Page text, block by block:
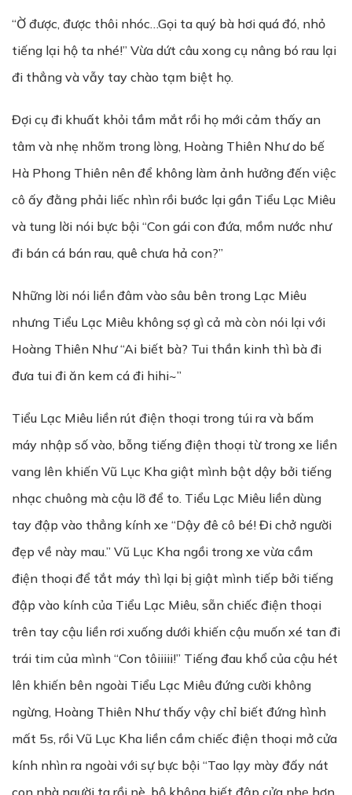
“Ờ được, được thôi nhóc…Gọi ta quý bà hơi quá đó, nhỏ
tiếng lại hộ ta nhé!” Vừa dứt câu xong cụ nâng bó rau lại
đi thẳng và vẫy tay chào tạm biệt họ.
Đợi cụ đi khuất khỏi tầm mắt rồi họ mới cảm thấy an
tâm và nhẹ nhõm trong lòng, Hoàng Thiên Như do bế
Hà Phong Thiên nên để không làm ảnh hưởng đến việc
cô ấy đằng phải liếc nhìn rồi bước lại gần Tiểu Lạc Miêu
và tung lời nói bực bội “Con gái con đứa, mồm nước như
đi bán cá bán rau, quê chưa hả con?”
Những lời nói liền đâm vào sâu bên trong Lạc Miêu
nhưng Tiểu Lạc Miêu không sợ gì cả mà còn nói lại với
Hoàng Thiên Như “Ai biết bà? Tui thần kinh thì bà đi
đưa tui đi ăn kem cá đi hihi~”
Tiểu Lạc Miêu liền rút điện thoại trong túi ra và bấm
máy nhập số vào, bỗng tiếng điện thoại từ trong xe liền
vang lên khiến Vũ Lục Kha giật mình bật dậy bởi tiếng
nhạc chuông mà cậu lỡ để to. Tiểu Lạc Miêu liền dùng
tay đập vào thẳng kính xe “Dậy đê cô bé! Đi chở người
đẹp về này mau.” Vũ Lục Kha ngồi trong xe vừa cầm
điện thoại để tắt máy thì lại bị giật mình tiếp bởi tiếng
đập vào kính của Tiểu Lạc Miêu, sẵn chiếc điện thoại
trên tay cậu liền rơi xuống dưới khiến cậu muốn xé tan đi
trái tim của mình “Con tôiiiii!” Tiếng đau khổ của cậu hét
lên khiến bên ngoài Tiểu Lạc Miêu đứng cười không
ngừng, Hoàng Thiên Như thấy vậy chỉ biết đứng hình
mất 5s, rồi Vũ Lục Kha liền cầm chiếc điện thoại mở cửa
kính nhìn ra ngoài với sự bực bội “Tao lạy mày đấy nát
con nhà người ta rồi nè, bộ không biết đập cửa nhẹ hơn